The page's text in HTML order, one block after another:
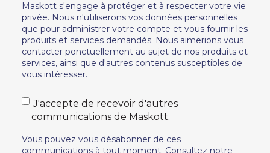
Maskott s'engage à protéger et à respecter votre vie
privée. Nous n'utiliserons vos données personnelles
que pour administrer votre compte et vous fournir les
produits et services demandés. Nous aimerions vous
contacter ponctuellement au sujet de nos produits et
services, ainsi que d'autres contenus susceptibles de
vous intéresser.
J'accepte de recevoir d'autres
communications de Maskott.
Vous pouvez vous désabonner de ces